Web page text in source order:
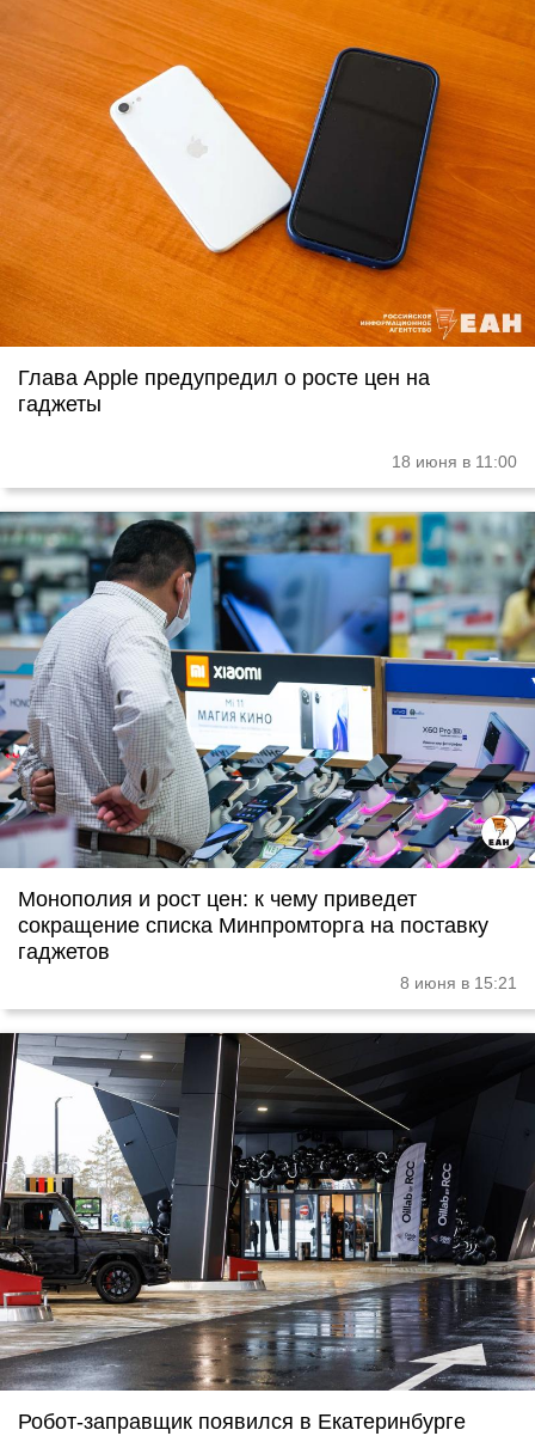
Глава Apple предупредил о росте цен на
гаджеты
18 июня в 11:00
Монополия и рост цен: к чему приведет
сокращение списка Минпромторга на поставку
гаджетов
8 июня в 15:21
Робот-заправщик появился в Екатеринбурге